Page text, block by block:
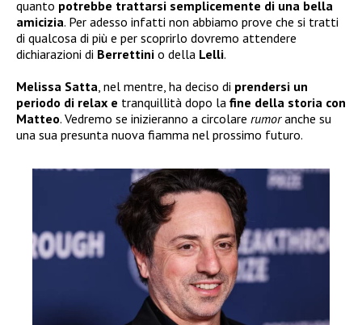
quanto potrebbe trattarsi semplicemente di una bella
amicizia. Per adesso infatti non abbiamo prove che si tratti
di qualcosa di più e per scoprirlo dovremo attendere
dichiarazioni di Berrettini o della Lelli.
Melissa Satta, nel mentre, ha deciso di prendersi un
periodo di relax e tranquillità dopo la fine della storia con
Matteo. Vedremo se inizieranno a circolare rumoranche su
una sua presunta nuova fiamma nel prossimo futuro.